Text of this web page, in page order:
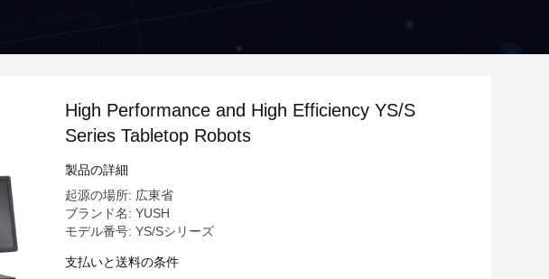
High Performance and High Efficiency YS/S
Series Tabletop Robots
製品の詳細
起源の場所: 広東省
ブランド名: YUSH
モデル番号: YS/Sシリーズ
支払いと送料の条件